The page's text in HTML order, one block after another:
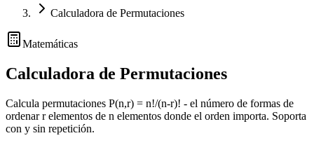
Calculadora de Permutaciones
Matemáticas
Calculadora de Permutaciones
Calcula permutaciones P(n,r) = n!/(n-r)! - el número de formas de
ordenar r elementos de n elementos donde el orden importa. Soporta
con y sin repetición.